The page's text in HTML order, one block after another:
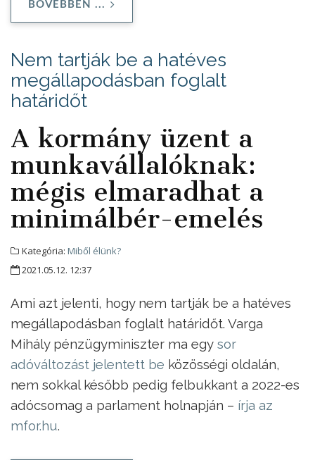
BŐVEBBEN ...
Nem tartják be a hatéves
megállapodásban foglalt
határidőt
A kormány üzent a
munkavállalóknak:
mégis elmaradhat a
minimálbér-emelés
Kategória: Miből élünk?
2021.05.12. 12:37
Ami azt jelenti, hogy nem tartják be a hatéves
megállapodásban foglalt határidőt. Varga
Mihály pénzügyminiszter ma egy sor
adóváltozást jelentett be közösségi oldalán,
nem sokkal később pedig felbukkant a 2022-es
adócsomag a parlament holnapján – írja az
mfor.hu.